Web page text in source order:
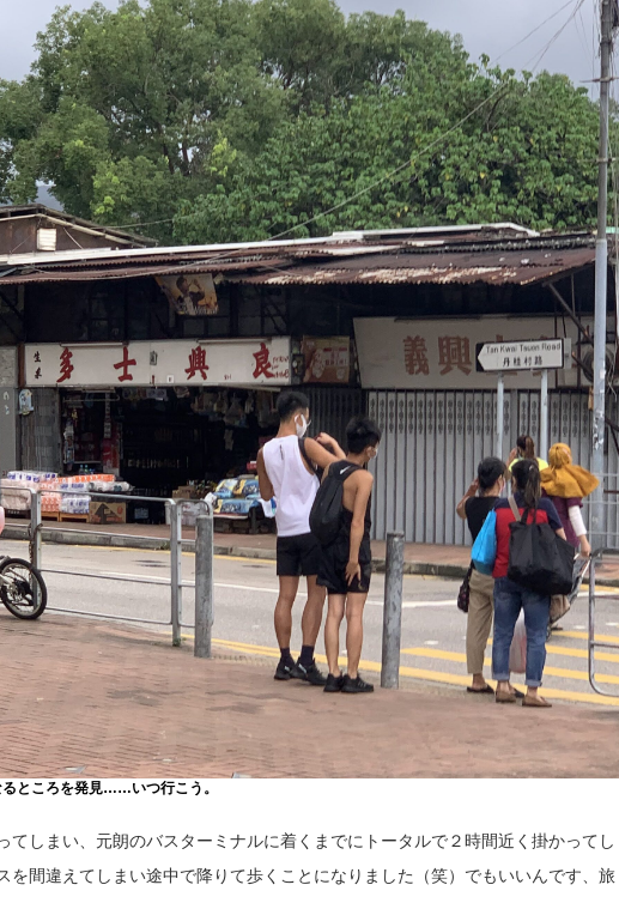
ところを発見……いつ行こう。
てしまい、元朗のバスターミナルに着くまでにトータルで２時間近く掛かってし
を間違えてしまい途中で降りて歩くことになりました（笑）でもいいんです、旅